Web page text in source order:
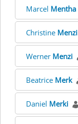
Marcel Mentha
Christine Menzi
Werner Menzi
Beatrice Merk
Daniel Merki